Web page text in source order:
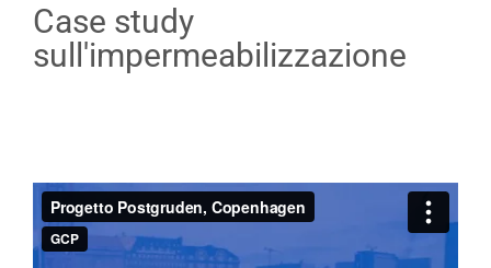
Case study
sull'impermeabilizzazione